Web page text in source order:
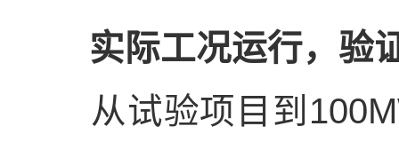
实际工况运行，验
从试验项目到